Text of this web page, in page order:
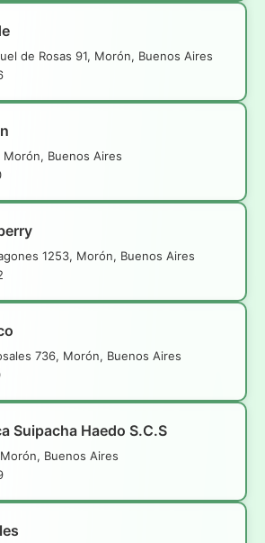
de Rosas 91, Morón, Buenos Aires
Buenos Aires
1253, Morón, Buenos Aires
736, Morón, Buenos Aires
Suipacha Haedo S.C.S
Buenos Aires